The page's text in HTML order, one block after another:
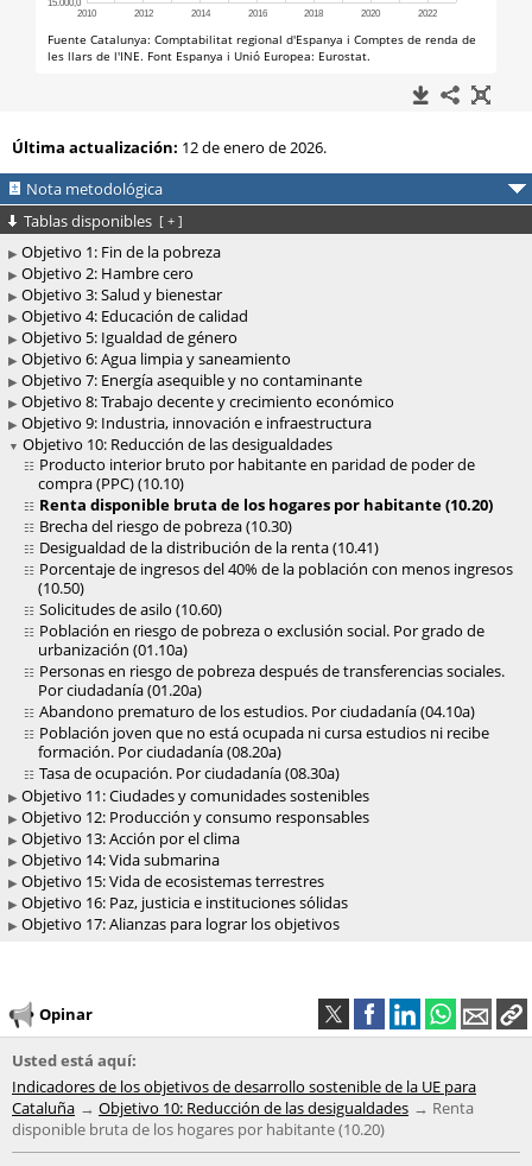
Última actualización: 12 de enero de 2026.
Nota metodológica
Tablas disponibles [ + ]
Objetivo 1: Fin de la pobreza
Objetivo 2: Hambre cero
Objetivo 3: Salud y bienestar
Objetivo 4: Educación de calidad
Objetivo 5: Igualdad de género
Objetivo 6: Agua limpia y saneamiento
Objetivo 7: Energía asequible y no contaminante
Objetivo 8: Trabajo decente y crecimiento económico
Objetivo 9: Industria, innovación e infraestructura
Objetivo 10: Reducción de las desigualdades
Producto interior bruto por habitante en paridad de poder de
compra (PPC) (10.10)
Renta disponible bruta de los hogares por habitante (10.20)
Brecha del riesgo de pobreza (10.30)
Desigualdad de la distribución de la renta (10.41)
Porcentaje de ingresos del 40% de la población con menos ingresos
(10.50)
Solicitudes de asilo (10.60)
Población en riesgo de pobreza o exclusión social. Por grado de
urbanización (01.10a)
Personas en riesgo de pobreza después de transferencias sociales.
Por ciudadanía (01.20a)
Abandono prematuro de los estudios. Por ciudadanía (04.10a)
Población joven que no está ocupada ni cursa estudios ni recibe
formación. Por ciudadanía (08.20a)
Tasa de ocupación. Por ciudadanía (08.30a)
Objetivo 11: Ciudades y comunidades sostenibles
Objetivo 12: Producción y consumo responsables
Objetivo 13: Acción por el clima
Objetivo 14: Vida submarina
Objetivo 15: Vida de ecosistemas terrestres
Objetivo 16: Paz, justicia e instituciones sólidas
Objetivo 17: Alianzas para lograr los objetivos
Opinar
Usted está aquí:
Indicadores de los objetivos de desarrollo sostenible de la UE para
Cataluña
Objetivo 10: Reducción de las desigualdades
Renta
disponible bruta de los hogares por habitante (10.20)